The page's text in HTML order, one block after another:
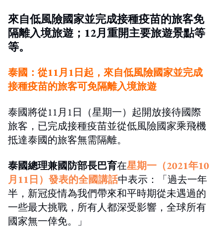
來自低風險國家並完成接種疫苗的旅客免
隔離入境旅遊；12月重開主要旅遊景點等
等。
泰國：從11月1日起，來自低風險國家並完成
接種疫苗的旅客可免隔離入境旅遊
泰國將從11月1日（星期一）起開放接待國際
旅客，已完成接種疫苗並從低風險國家乘飛機
抵達泰國的旅客無需隔離。
泰國總理兼國防部長巴育在星期一（2021年10
月11日）發表的全國講話中表示：「過去一年
半，新冠疫情為我們帶來和平時期從未遇過的
一些最大挑戰，所有人都深受影響，全球所有
國家無一倖免。」